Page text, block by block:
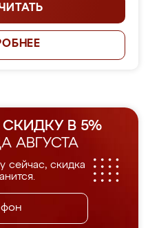
В 5%
АВГУСТА
сейчас, скидка